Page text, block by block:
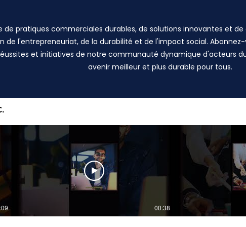
de pratiques commerciales durables, de solutions innovantes et
de l'entrepreneuriat, de la durabilité et de l'impact social.
et initiatives de notre communauté dynamique d'acteurs
avenir meilleur et plus durable pour tous.
00:38